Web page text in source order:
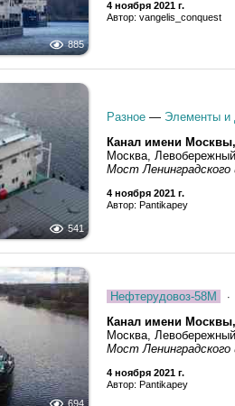
885
4 ноября 2021 г.
Автор: vangelis_conquest
541
Разное — Элементы и
Канал имени
Москва, Левобережный
Мост Ленинградского
4 ноября 2021 г.
Автор: Pantikapey
694
Нефтерудовоз-58М ·
Канал имени
Москва, Левобережный
Мост Ленинградского
4 ноября 2021 г.
Автор: Pantikapey